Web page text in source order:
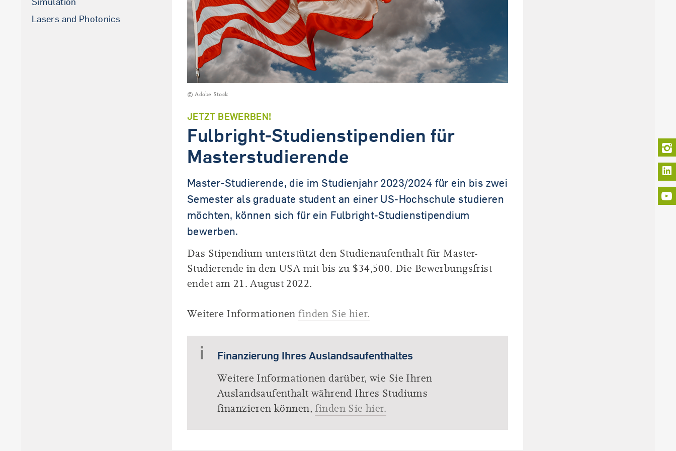
Tandem.MINT
La­sers and Pho­to­nics
© Adobe Stock
JETZT BEWERBEN!
Fulbright-Studienstipendien für
Masterstudierende
Master-Studierende, die im Studienjahr 2023/2024 für ein bis zwei
Semester als graduate student an einer US-Hochschule studieren
möchten, können sich für ein Fulbright-Studienstipendium
bewerben.
Das Stipendium unterstützt den Studienaufenthalt für Master-
Studierende in den USA mit bis zu $34,500. Die Bewerbungsfrist
endet am 21. August 2022.
Weitere Informationenfinden Sie hier.
Finanzierung Ihres Auslandsaufenthaltes
Weitere Informationen darüber, wie Sie Ihren
Auslandsaufenthalt während Ihres Studiums
finanzieren können,finden Sie hier.